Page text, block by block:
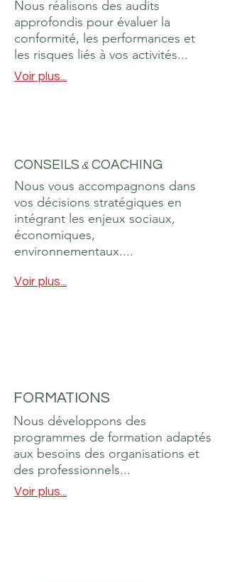
Nous réalisons des audits
approfondis pour évaluer la
conformité, les performances et
les risques liés à vos activités...
Voir plus...
CONSEILS &COACHING
Nous vous accompagnons dans
vos décisions stratégiques en
intégrant les enjeux sociaux,
économiques,
environnementaux....
Voir plus...
FORMATIONS
Nous développons des
programmes de formation adaptés
aux besoins des organisations et
des professionnels...
Voir plus...